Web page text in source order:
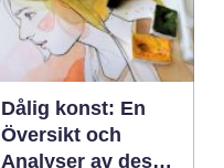
Dålig konst: En
Översikt och
Analyser av dess